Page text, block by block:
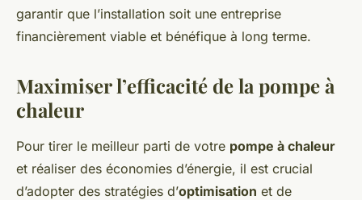
garantir que l’installation soit une entreprise
financièrement viable et bénéfique à long terme.
Maximiser l’efficacité de la pompe à
chaleur
Pour tirer le meilleur parti de votre pompe à chaleur
et réaliser des économies d’énergie, il est crucial
d’adopter des stratégies d’optimisation et de